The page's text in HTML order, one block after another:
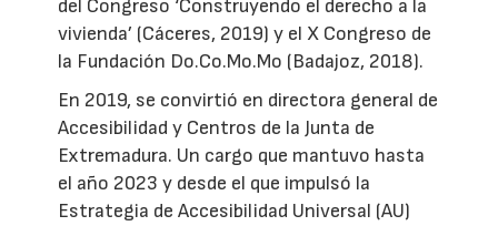
del Congreso ‘Construyendo el derecho a la
vivienda’ (Cáceres, 2019) y el X Congreso de
la Fundación Do.Co.Mo.Mo (Badajoz, 2018).
En 2019, se convirtió en directora general de
Accesibilidad y Centros de la Junta de
Extremadura. Un cargo que mantuvo hasta
el año 2023 y desde el que impulsó la
Estrategia de Accesibilidad Universal (AU)